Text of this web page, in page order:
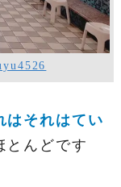
はそれはてい
とんどです